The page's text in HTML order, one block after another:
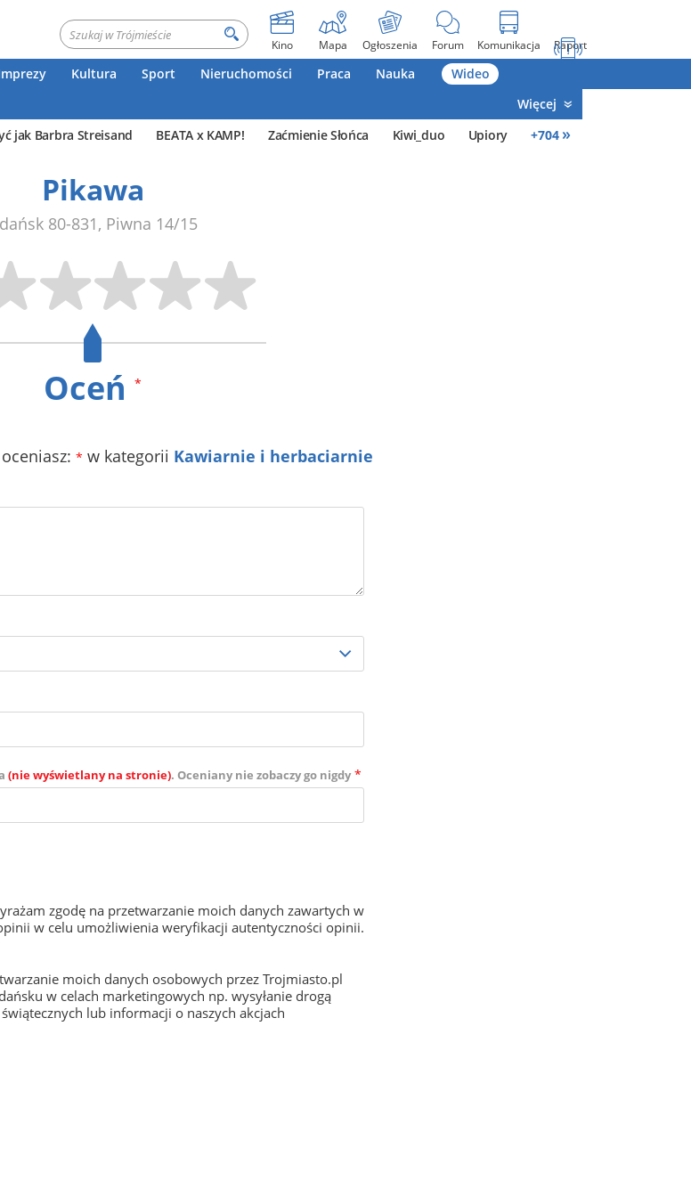
Kino Mapa Ogłoszenia Forum Komunikacja Raport
Kultura Sport Nieruchomości Praca Nauka
Wideo
Więcej
jak Barbra Streisand BEATA x KAMP! Zaćmienie Słońca Kiwi_duo Upiory +704 »
Pikawa
80-831, Piwna 14/15
Oceń *
* w kategorii Kawiarnie i herbaciarnie
(nie wyświetlany na stronie). Oceniany nie zobaczy go nigdy *
zgodę na przetwarzanie moich danych zawartych w
w celu umożliwienia weryfikacji autentyczności opinii.
moich danych osobowych przez Trojmiasto.pl
w celach marketingowych np. wysyłanie drogą
lub informacji o naszych akcjach